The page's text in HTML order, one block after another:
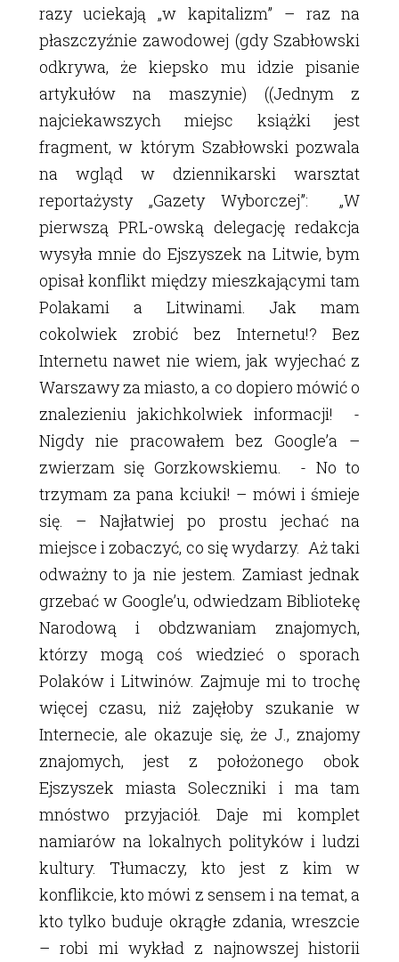
razy uciekają „w kapitalizm” – raz na
płaszczyźnie zawodowej (gdy Szabłowski
odkrywa, że kiepsko mu idzie pisanie
artykułów na maszynie) ((Jednym z
najciekawszych miejsc książki jest
fragment, w którym Szabłowski pozwala
na wgląd w dziennikarski warsztat
reportażysty „Gazety Wyborczej”: „W
pierwszą PRL-owską delegację redakcja
wysyła mnie do Ejszyszek na Litwie, bym
opisał konflikt między mieszkającymi tam
Polakami a Litwinami. Jak mam
cokolwiek zrobić bez Internetu!? Bez
Internetu nawet nie wiem, jak wyjechać z
Warszawy za miasto, a co dopiero mówić o
znalezieniu jakichkolwiek informacji! -
Nigdy nie pracowałem bez Google’a –
zwierzam się Gorzkowskiemu. - No to
trzymam za pana kciuki! – mówi i śmieje
się. – Najłatwiej po prostu jechać na
miejsce i zobaczyć, co się wydarzy. Aż taki
odważny to ja nie jestem. Zamiast jednak
grzebać w Google’u, odwiedzam Bibliotekę
Narodową i obdzwaniam znajomych,
którzy mogą coś wiedzieć o sporach
Polaków i Litwinów. Zajmuje mi to trochę
więcej czasu, niż zajęłoby szukanie w
Internecie, ale okazuje się, że J., znajomy
znajomych, jest z położonego obok
Ejszyszek miasta Soleczniki i ma tam
mnóstwo przyjaciół. Daje mi komplet
namiarów na lokalnych polityków i ludzi
kultury. Tłumaczy, kto jest z kim w
konflikcie, kto mówi z sensem i na temat, a
kto tylko buduje okrągłe zdania, wreszcie
– robi mi wykład z najnowszej historii